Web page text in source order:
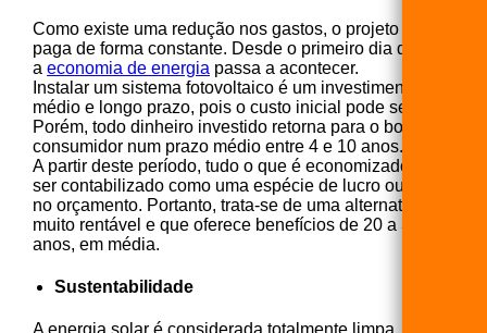
Como existe uma redução nos gastos, o projeto se
paga de forma constante. Desde o primeiro dia de uso,
a economia de energia passa a acontecer.
Instalar um sistema fotovoltaico é um investimento de
médio e longo prazo, pois o custo inicial pode ser alto.
Porém, todo dinheiro investido retorna para o bolso do
consumidor num prazo médio entre 4 e 10 anos.
A partir deste período, tudo o que é economizado pode
ser contabilizado como uma espécie de lucro ou alívio
no orçamento. Portanto, trata-se de uma alternativa
muito rentável e que oferece benefícios de 20 a 30
anos, em média.
Sustentabilidade